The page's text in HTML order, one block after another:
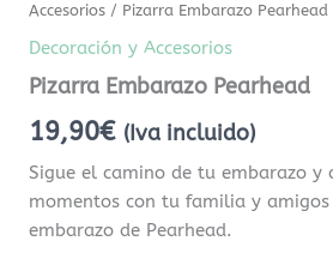
Accesorios / Pizarra Embarazo Pearhead
Decoración y Accesorios
Pizarra Embarazo Pearhead
19,90€ (Iva incluido)
Sigue el camino de tu embarazo y
momentos con tu familia y
embarazo de Pearhead.